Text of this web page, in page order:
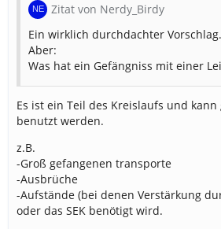
Zitat von Nerdy_Birdy
Ein wirklich durchdachter Vorschlag.
Aber:
Was hat ein Gefängniss mit einer
Es ist ein Teil des Kreislaufs und
benutzt werden.
z.B.
-Groß gefangenen transporte
-Ausbrüche
-Aufstände (bei denen Verstärkung
oder das SEK benötigt wird.